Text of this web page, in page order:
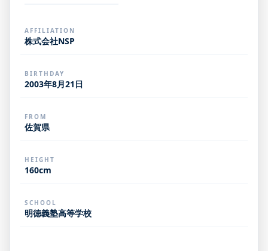
AFFILIATION
株式会社NSP
BIRTHDAY
2003年8月21日
FROM
佐賀県
HEIGHT
160cm
SCHOOL
明徳義塾高等学校